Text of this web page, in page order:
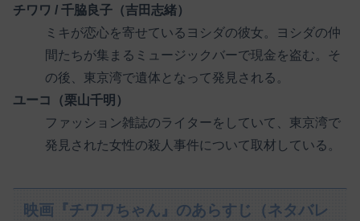
チワワ / 千脇良子（吉田志緒）
ミキが恋心を寄せているヨシダの彼女。ヨシダの仲
間たちが集まるミュージックバーで現金を盗む。そ
の後、東京湾で遺体となって発見される。
ユーコ（栗山千明）
ファッション雑誌のライターをしていて、東京湾で
発見された女性の殺人事件について取材している。
映画『チワワちゃん』のあらすじ（ネタバレ